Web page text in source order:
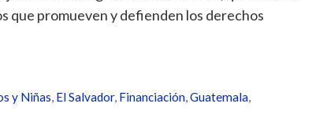
que promueven y defienden los derechos
y Niñas, El Salvador, Financiación,Guatemala,